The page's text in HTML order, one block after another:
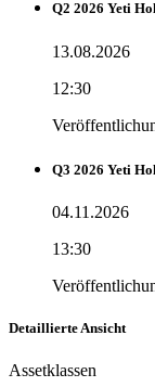
Q2 2026 Yeti
13.08.2026
12:30
Q3 2026 Yeti
04.11.2026
13:30
Detaillierte Ansicht
Assetklassen